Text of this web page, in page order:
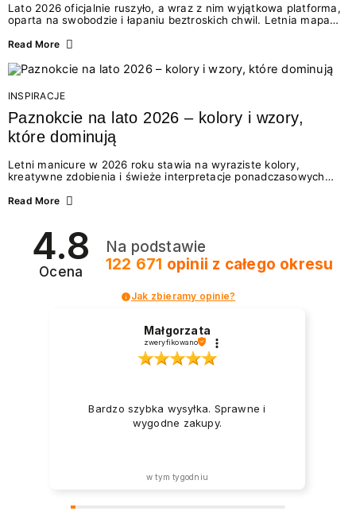
Lato 2026 oficjalnie ruszyło, a wraz z nim wyjątkowa platforma,
oparta na swobodzie i łapaniu beztroskich chwil. Letnia mapa
doświadczenia wakacji – od spontanicznych wyjazdów, przez
Motywem przewodnim jest eksplorowanie i kolekcjonowanie
letnich momentów. Z tej okazji przygotowaliśmy coś absolutnie
wyjątkowego: wielki konkurs z wakacje.pl oraz dawkę
najgorętszych trendów w...
Read More
INSPIRACJE
Paznokcie na lato 2026 – kolory i wzory,
które dominują
Letni manicure w 2026 roku stawia na wyraziste kolory,
kreatywne zdobienia i świeże interpretacje ponadczasowych
zarówno energetycznych odcieni inspirowanych wakacjami, jak
2026? Znajdź inspirację dla swojego manicure!
Read More
4.8
Ocena
Na podstawie
122 671 opinii z całego okresu
Jak zbieramy opinie?
Małgorzata
zweryfikowano
Bardzo szybka wysyłka. Sprawne i
wygodne zakupy.
w tym tygodniu